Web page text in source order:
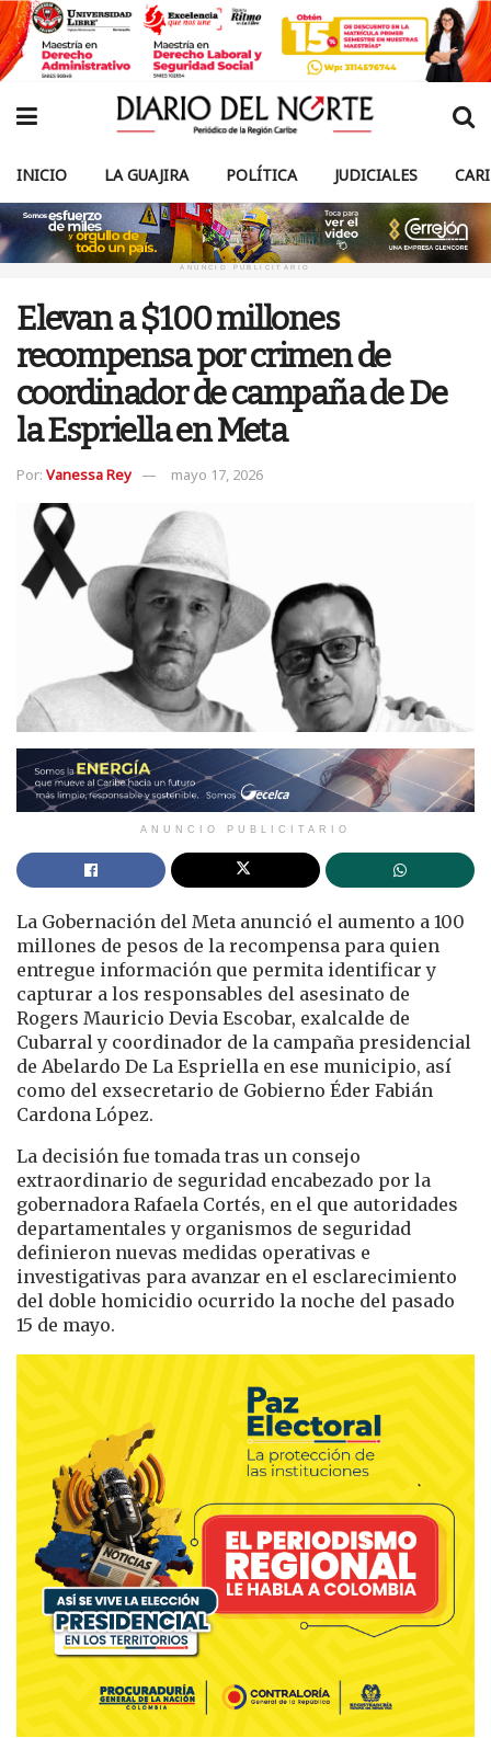
INICIO LA GUAJIRA POLÍTICA JUDICIALES
ANUNCIO PUBLICITARIO
Elevan a $100 millones
recompensa por crimen de
coordinador de campaña de De
la Espriella en Meta
Por: Vanessa Rey mayo 17, 2026
ANUNCIO PUBLICITARIO
La Gobernación del Meta anunció el aumento a 100
millones de pesos de la recompensa para quien
entregue información que permita identificar y
capturar a los responsables del asesinato de
Rogers Mauricio Devia Escobar, exalcalde de
Cubarral y coordinador de la campaña presidencial
de Abelardo De La Espriella en ese municipio, así
como del exsecretario de Gobierno Éder Fabián
Cardona López.
La decisión fue tomada tras un consejo
extraordinario de seguridad encabezado por la
gobernadora Rafaela Cortés, en el que autoridades
departamentales y organismos de seguridad
definieron nuevas medidas operativas e
investigativas para avanzar en el esclarecimiento
del doble homicidio ocurrido la noche del pasado
15 de mayo.